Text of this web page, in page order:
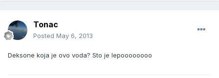
Tonac
Posted May 6, 2013
Deksone koja je ovo voda? Sto je lepoooooooo